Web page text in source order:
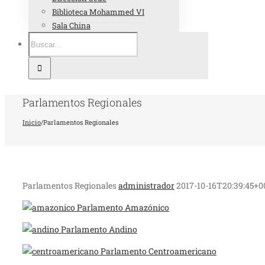
Biblioteca Mohammed VI
Sala China
Parlamentos Regionales
Inicio/Parlamentos Regionales
Parlamentos Regionalesadministrador2017-10-
Parlamento Amazónico
Parlamento Andino
Parlamento Centroamericano